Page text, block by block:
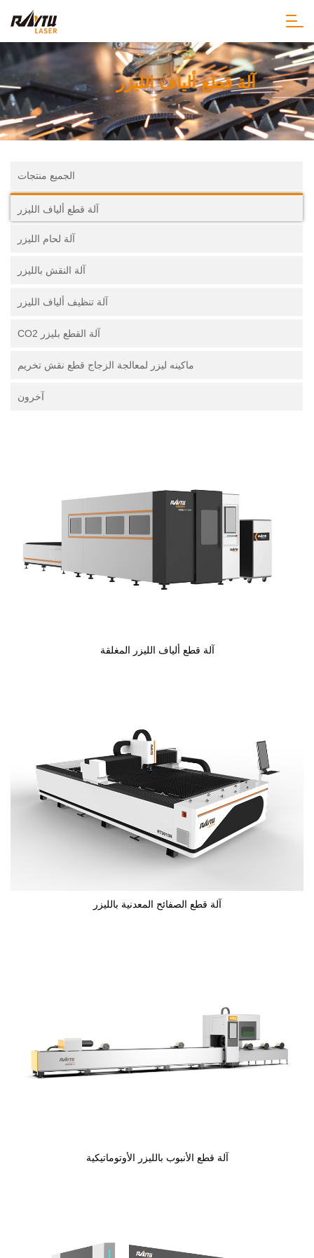
آلة قطع ألياف الليزر
الجميع منتجات
آلة قطع ألياف الليزر
آلة لحام الليزر
آلة النقش بالليزر
آلة تنظيف ألياف الليزر
آلة القطع بليزر CO2
ماكينه ليزر لمعالجة الزجاج قطع نقش تخريم
آخرون
آلة قطع ألياف الليزر المغلقة
آلة قطع الصفائح المعدنية بالليزر
آلة قطع الأنبوب بالليزر الأوتوماتيكية